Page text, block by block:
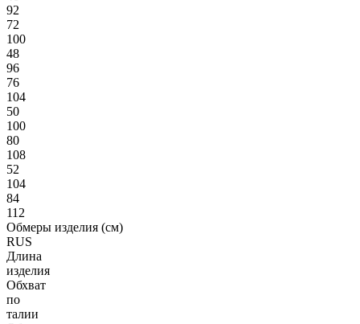
92
72
100
48
96
76
104
50
100
80
108
52
104
84
112
Обмеры изделия (см)
RUS
Длина
изделия
Обхват
по
талии